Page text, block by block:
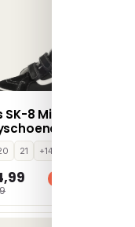
8 Mid
–
21
+14